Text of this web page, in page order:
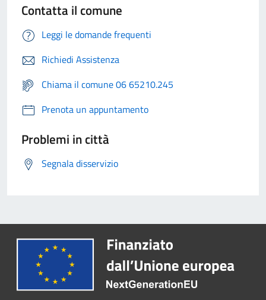
Contatta il comune
Leggi le domande frequenti
Richiedi Assistenza
Chiama il comune 06 65210.245
Prenota un appuntamento
Problemi in città
Segnala disservizio